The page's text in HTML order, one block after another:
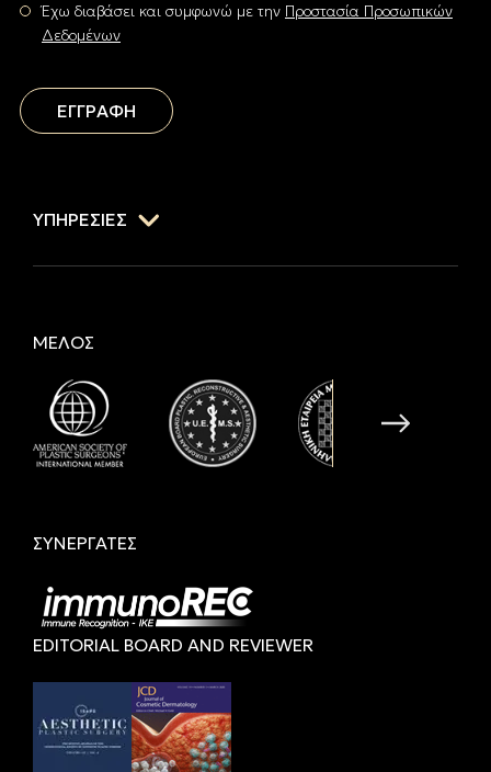
Έχω διαβάσει και συμφωνώ με την Προστασία Προσωπικών
Δεδομένων
ΕΓΓΡΑΦΗ
ΥΠΗΡΕΣΙΕΣ
ΜΕΛΟΣ
ΣΥΝΕΡΓΑΤΕΣ
EDITORIAL BOARD AND REVIEWER